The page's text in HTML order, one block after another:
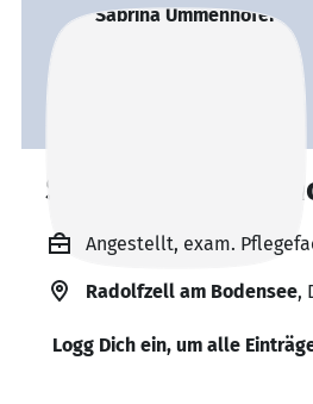
Sabrina
Angestellt, exam.
Radolfzell am Bodensee,
Logg Dich ein, um alle